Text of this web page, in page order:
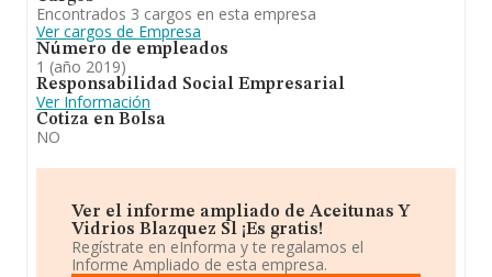
Encontrados 3 cargos en esta empresa
Ver cargos de Empresa
Número de empleados
1 (año 2019)
Responsabilidad Social Empresarial
Ver Información
Cotiza en Bolsa
NO
Ver el informe ampliado de Aceitunas Y
Vidrios Blazquez Sl ¡Es gratis!
Regístrate en eInforma y te regalamos el
Informe Ampliado de esta empresa.